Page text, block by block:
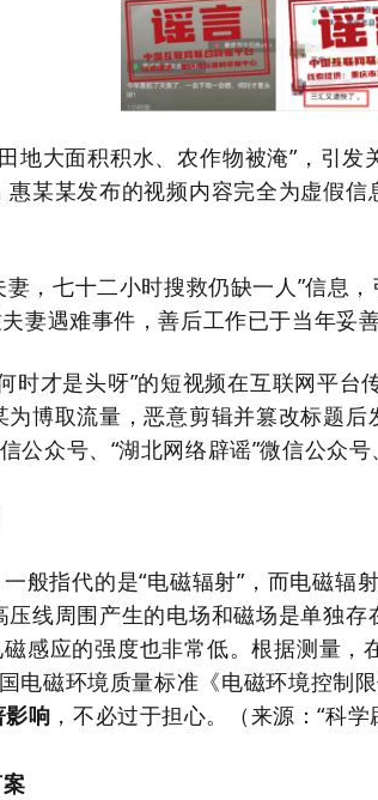
地大面积积水、农作物被淹”，引
某某发布的视频内容完全为虚假
，七十二小时搜救仍缺一人”信息
妻遇难事件，善后工作已于当年妥善
时才是头呀”的短视频在互联网平
博取流量，恶意剪辑并篡改标题
众号、“湖北网络辟谣”微信公众号
般指代的是“电磁辐射”，而电磁
线周围产生的电场和磁场是单独
感应的强度也非常低。根据测量
电磁环境质量标准《电磁环境控
影响 ，不必过于担心。（来源：“科学